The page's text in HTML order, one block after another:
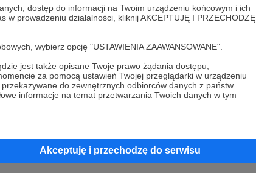
dostęp do informacji na Twoim urządzeniu końcowym i ich
prowadzeniu działalności, kliknij AKCEPTUJĘ I PRZECHODZĘ
wybierz opcję "USTAWIENIA ZAAWANSOWANE".
jest także opisane Twoje prawo żądania dostępu,
za pomocą ustawień Twojej przeglądarki w urządzeniu
do zewnętrznych odbiorców danych z państw
informacje na temat przetwarzania Twoich danych w tym
Akceptuję i przechodzę do serwisu
już teraz!